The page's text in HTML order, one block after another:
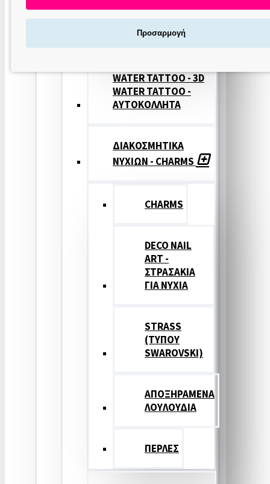
ΣΦΡΑΓΙΔΕΣ
ΝΥΧΙΩΝ
WATER TATTOO - 3D
WATER TATTOO -
ΑΥΤΟΚΟΛΛΗΤΑ
ΔΙΑΚΟΣΜΗΤΙΚΑ
ΝΥΧΙΩΝ - CHARMS
CHARMS
DECO NAIL
ART -
ΣΤΡΑΣΑΚΙΑ
ΓΙΑ ΝΥΧΙΑ
STRASS
(ΤΥΠΟΥ
SWAROVSKI)
ΑΠΟΞΗΡΑΜΕΝΑ
ΛΟΥΛΟΥΔΙΑ
ΠΕΡΛΕΣ
Προσαρμογή